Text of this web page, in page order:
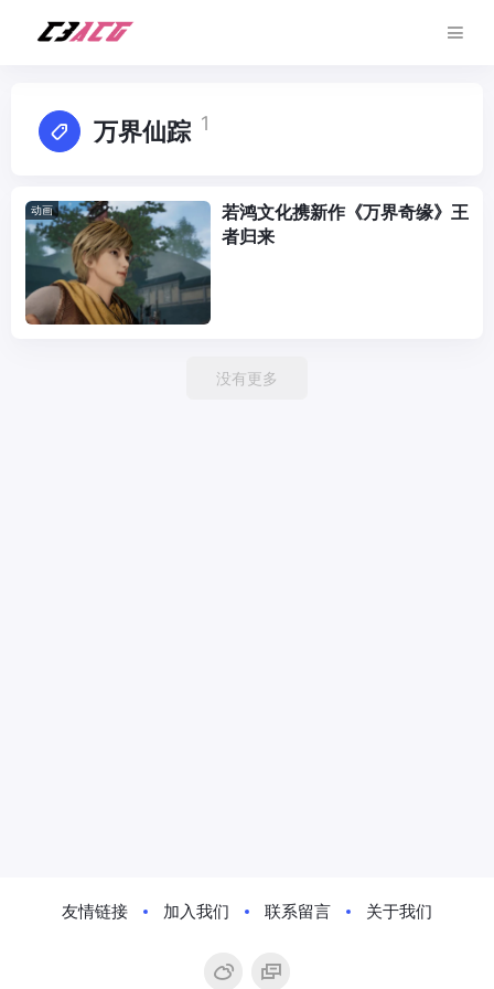
万界仙踪 1
动画
若鸿文化携新作《万界奇缘》王
者归来
没有更多
友情链接 加入我们 联系留言 关于我们